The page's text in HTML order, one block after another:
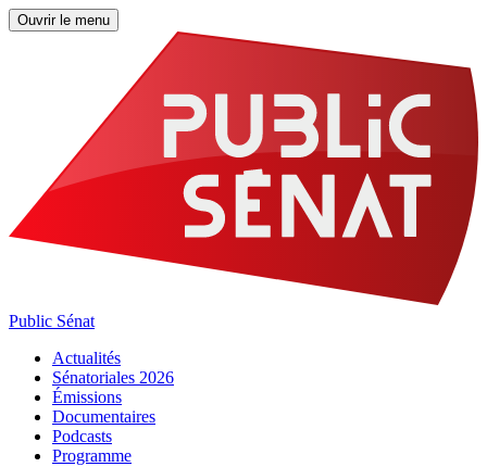
Ouvrir le menu
Public Sénat
Actualités
Sénatoriales 2026
Émissions
Documentaires
Podcasts
Programme